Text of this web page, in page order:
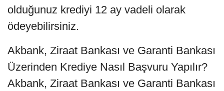
olduğunuz krediyi 12 ay vadeli olarak
ödeyebilirsiniz.
Akbank, Ziraat Bankası ve Garanti Bankası
Üzerinden Krediye Nasıl Başvuru Yapılır?
Akbank, Ziraat Bankası ve Garanti Bankası